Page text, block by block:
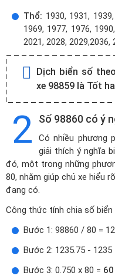
Thổ: 1930, 1931,
1969, 1977, 1976,
2021, 2028, 2029,2036,
Dịch biển số
xe 98859 là Tốt
2 Số 98860 có ý
Có nhiều phương
giải thích ý nghĩa
đó, một trong những
80, nhằm giúp chủ xe hiểu
đang có.
Công thức tính chia số biển
Bước 1: 98860 / 80 =
Bước 2: 1235.75 - 1235
Bước 3: 0.750 x 80 = 60